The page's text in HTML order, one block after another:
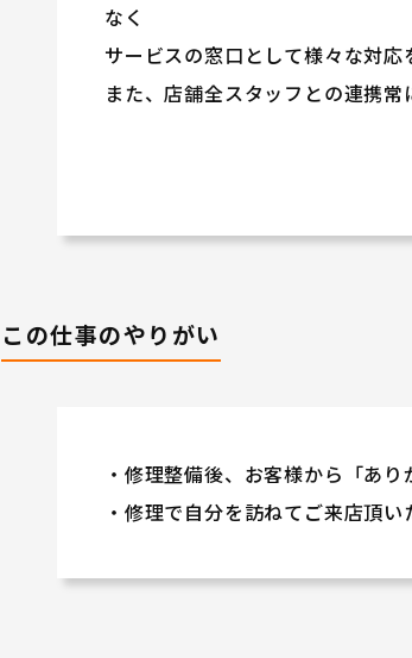
なく
サービスの窓口として様々な対応
また、店舗全スタッフとの連携常
この仕事のやりがい
・修理整備後、お客様から「あ
・修理で自分を訪ねてご来店頂い